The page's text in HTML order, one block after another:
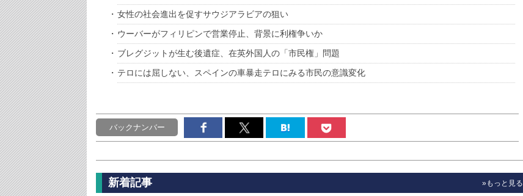
女性の社会進出を促すサウジアラビアの狙い
ウーバーがフィリピンで営業停止、背景に利権争いか
ブレグジットが生む後遺症、在英外国人の「市民権」問題
テロには屈しない、スペインの車暴走テロにみる市民の意識変化
バックナンバー
新着記事 »もっと見る